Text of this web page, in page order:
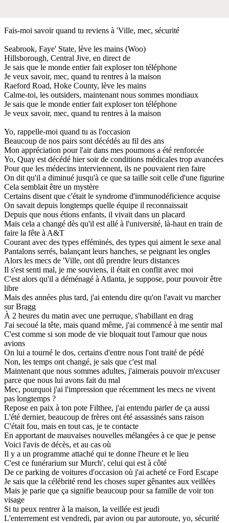
Fais-moi savoir quand tu reviens à 'Ville, mec, sécurité
Seabrook, Faye' State, lève les mains (Woo)
Hillsborough, Central Jive, en direct de
Je sais que le monde entier fait exploser ton téléphone
Je veux savoir, mec, quand tu rentres à la maison
Raeford Road, Hoke County, lève les mains
Calme-toi, les outsiders, maintenant nous sommes mondiaux
Je sais que le monde entier fait exploser ton téléphone
Je veux savoir, mec, quand tu rentres à la maison
Yo, rappelle-moi quand tu as l'occasion
Beaucoup de nos pairs sont décédés au fil des ans
Mon appréciation pour l'air dans mes poumons a été renforcée
Yo, Quay est décédé hier soir de conditions médicales trop avancées
Pour que les médecins interviennent, ils ne pouvaient rien faire
On dit qu'il a diminué jusqu'à ce que sa taille soit celle d'une figurine
Cela semblait être un mystère
Certains disent que c'était le syndrome d'immunodéficience acquise
On savait depuis longtemps quelle équipe il reconnaissait
Depuis que nous étions enfants, il vivait dans un placard
Mais cela a changé dès qu'il est allé à l'université, là-haut en train de
faire la fête à A&T
Courant avec des types efféminés, des types qui aiment le sexe anal
Pantalons serrés, balançant leurs hanches, se peignant les ongles
Alors les mecs de 'Ville, ont dû prendre leurs distances
Il s'est senti mal, je me souviens, il était en conflit avec moi
C'est alors qu'il a déménagé à Atlanta, je suppose, pour pouvoir être
libre
Mais des années plus tard, j'ai entendu dire qu'on l'avait vu marcher
sur Bragg
À 2 heures du matin avec une perruque, s'habillant en drag
J'ai secoué la tête, mais quand même, j'ai commencé à me sentir mal
C'est comme si son mode de vie bloquait tout l'amour que nous
avions
On lui a tourné le dos, certains d'entre nous l'ont traité de pédé
Non, les temps ont changé, je sais que c'est mal
Maintenant que nous sommes adultes, j'aimerais pouvoir m'excuser
parce que nous lui avons fait du mal
Mec, pourquoi j'ai l'impression que récemment les mecs ne vivent
pas longtemps ?
Repose en paix à ton pote Filthee, j'ai entendu parler de ça aussi
L'été dernier, beaucoup de frères ont été assassinés sans raison
C'était fou, mais en tout cas, je te contacte
En apportant de mauvaises nouvelles mélangées à ce que je pense
Voici l'avis de décès, et au cas où
Il y a un programme attaché qui te donne l'heure et le lieu
C'est ce funérarium sur Murch', celui qui est à côté
De ce parking de voitures d'occasion où j'ai acheté ce Ford Escape
Je sais que la célébrité rend les choses super gênantes aux veillées
Mais je parie que ça signifie beaucoup pour sa famille de voir ton
visage
Si tu peux rentrer à la maison, la veillée est jeudi
L'enterrement est vendredi, par avion ou par autoroute, yo, sécurité